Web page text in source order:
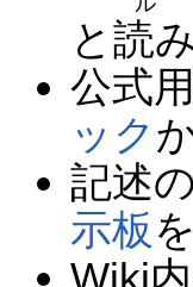
と 読
公式
ック
記述
示板
Wiki